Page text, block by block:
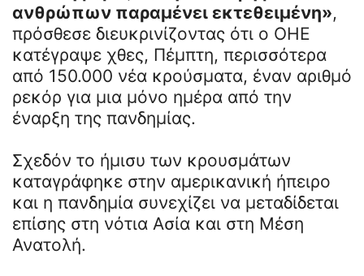
ανθρώπων παραμένει εκτεθειμένη»,
πρόσθεσε διευκρινίζοντας ότι ο ΟΗΕ
κατέγραψε χθες, Πέμπτη, περισσότερα
από 150.000 νέα κρούσματα, έναν αριθμό
ρεκόρ για μια μόνο ημέρα από την
έναρξη της πανδημίας.
Σχεδόν το ήμισυ των κρουσμάτων
καταγράφηκε στην αμερικανική ήπειρο
και η πανδημία συνεχίζει να μεταδίδεται
επίσης στη νότια Ασία και στη Μέση
Ανατολή.